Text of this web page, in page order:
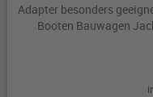
Adapter besonders
Booten Bauwagen